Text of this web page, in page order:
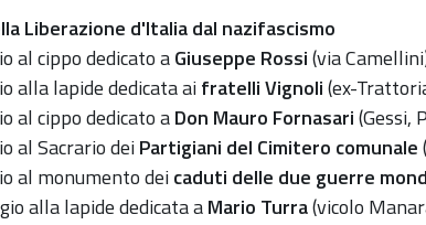
Liberazione d'Italia dal nazifascismo
al cippo dedicato aGiuseppe Rossi(via
alla lapide dedicata aifratelli Vignoli(ex-
al cippo dedicato aDon Mauro Fornasari(Gessi,
al Sacrario deiPartigiani del Cimitero comunale
al monumento deicaduti delle due guerre
alla lapide dedicata aMario Turra(vicolo